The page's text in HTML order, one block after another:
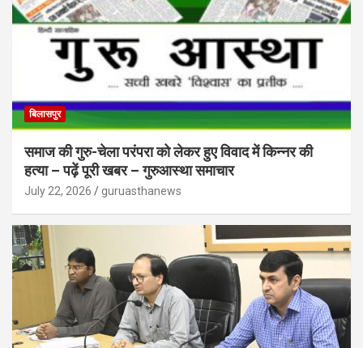
बिलासपुर
समाज की गुरु-चेला परंपरा को लेकर हुए विवाद में किन्नर की
हत्या – पढ़ें पूरी खबर – गुरुआस्था समाचार
July 22, 2026 guruasthanews